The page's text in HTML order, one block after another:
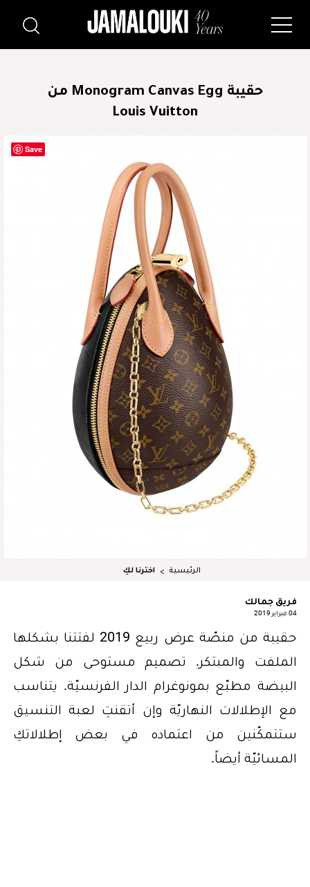
حقيبة Monogram Canvas Egg من
Louis Vuitton
الرئيسية اخترنا لكِ
فريق جمالك
04 فبراير 2019
حقيبة من منصّة عرض ربيع 2019 لفتتنا بشكلها
الملفت والمبتكر. تصميم مستوحى من شكل
البيضة مطبّع بمونوغرام الدار الفرنسيّة. يتناسب
مع الإطلالات النهاريّة وإن أتقنتِ لعبة التنسيق
ستتمكّنين من اعتماده في بعض إطلالاتكِ
المسائيّة أيضاً.
Save